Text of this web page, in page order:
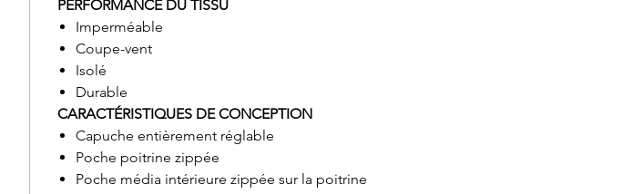
PERFORMANCE DU TISSU
Imperméable
Coupe-vent
Isolé
Durable
CARACTÉRISTIQUES DE CONCEPTION
Capuche entièrement réglable
Poche poitrine zippée
Poche média intérieure zippée sur la poitrine